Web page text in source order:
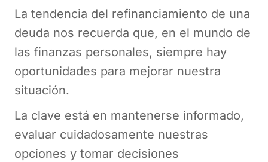
La tendencia del refinanciamiento de una
deuda nos recuerda que, en el mundo de
las finanzas personales, siempre hay
oportunidades para mejorar nuestra
situación.
La clave está en mantenerse informado,
evaluar cuidadosamente nuestras
opciones y tomar decisiones